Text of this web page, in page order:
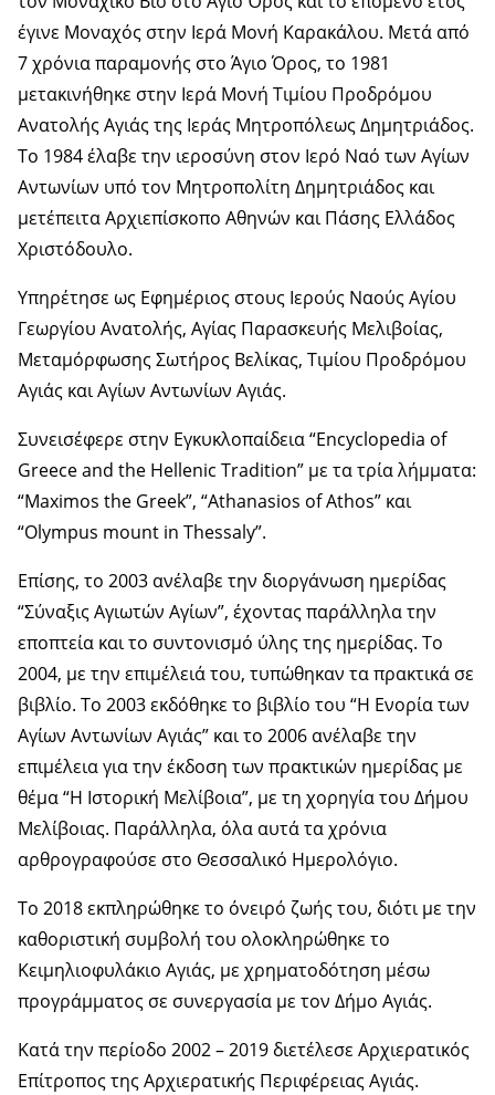
έγινε Μοναχός στην Ιερά Μονή Καρακάλου. Μετά από
7 χρόνια παραμονής στο Άγιο Όρος, το 1981
μετακινήθηκε στην Ιερά Μονή Τιμίου Προδρόμου
Ανατολής Αγιάς της Ιεράς Μητροπόλεως Δημητριάδος.
Το 1984 έλαβε την ιεροσύνη στον Ιερό Ναό των Αγίων
Αντωνίων υπό τον Μητροπολίτη Δημητριάδος και
μετέπειτα Αρχιεπίσκοπο Αθηνών και Πάσης Ελλάδος
Χριστόδουλο.
Υπηρέτησε ως Εφημέριος στους Ιερούς Ναούς Αγίου
Γεωργίου Ανατολής, Αγίας Παρασκευής Μελιβοίας,
Μεταμόρφωσης Σωτήρος Βελίκας, Τιμίου Προδρόμου
Αγιάς και Αγίων Αντωνίων Αγιάς.
Συνεισέφερε στην Εγκυκλοπαίδεια “Encyclopedia of
Greece and the Hellenic Tradition” με τα τρία λήμματα:
“Maximos the Greek”, “Athanasios of Athos” και
“Olympus mount in Thessaly”.
Επίσης, το 2003 ανέλαβε την διοργάνωση ημερίδας
“Σύναξις Αγιωτών Αγίων”, έχοντας παράλληλα την
εποπτεία και το συντονισμό ύλης της ημερίδας. Το
2004, με την επιμέλειά του, τυπώθηκαν τα πρακτικά σε
βιβλίο. Το 2003 εκδόθηκε το βιβλίο του “Η Ενορία των
Αγίων Αντωνίων Αγιάς” και το 2006 ανέλαβε την
επιμέλεια για την έκδοση των πρακτικών ημερίδας με
θέμα “Η Ιστορική Μελίβοια”, με τη χορηγία του Δήμου
Μελίβοιας. Παράλληλα, όλα αυτά τα χρόνια
αρθρογραφούσε στο Θεσσαλικό Ημερολόγιο.
Το 2018 εκπληρώθηκε το όνειρό ζωής του, διότι με την
καθοριστική συμβολή του ολοκληρώθηκε το
Κειμηλιοφυλάκιο Αγιάς, με χρηματοδότηση μέσω
προγράμματος σε συνεργασία με τον Δήμο Αγιάς.
Κατά την περίοδο 2002 – 2019 διετέλεσε Αρχιερατικός
Επίτροπος της Αρχιερατικής Περιφέρειας Αγιάς.